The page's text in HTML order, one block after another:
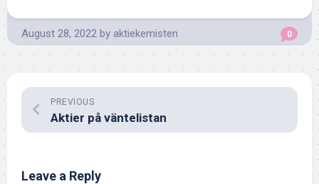
August 28, 2022 by aktiekemisten 0
PREVIOUS
Aktier på väntelistan
Leave a Reply